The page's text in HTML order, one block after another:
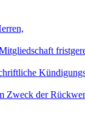
Zweck der